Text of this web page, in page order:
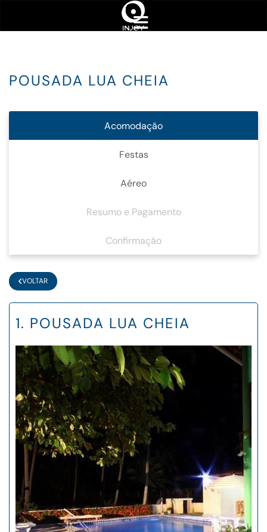
POUSADA LUA CHEIA
VOLTAR
Acomodação
Festas
Aéreo
Resumo e Pagamento
Confirmação
1. POUSADA LUA CHEIA